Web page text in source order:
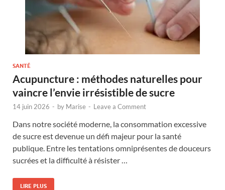
SANTÉ
Acupuncture : méthodes naturelles pour
vaincre l’envie irrésistible de sucre
14 juin 2026 - by Marise - Leave a Comment
Dans notre société moderne, la consommation excessive
de sucre est devenue un défi majeur pour la santé
publique. Entre les tentations omniprésentes de douceurs
sucrées et la difficulté à résister …
LIRE PLUS